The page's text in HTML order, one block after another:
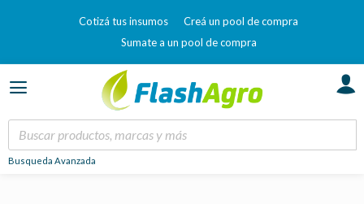
Cotizá tus insumos
Creá un pool de compra
Sumate a un pool de compra
Busqueda Avanzada